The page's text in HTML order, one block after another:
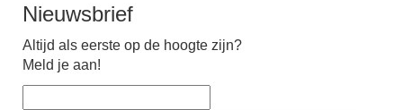
Nieuwsbrief
Altijd als eerste op de hoogte zijn?
Meld je aan!